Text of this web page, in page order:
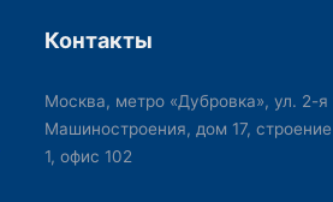
Контакты
Москва, метро «Дубровка», ул. 2-я
Машиностроения, дом 17, строение
1, офис 102